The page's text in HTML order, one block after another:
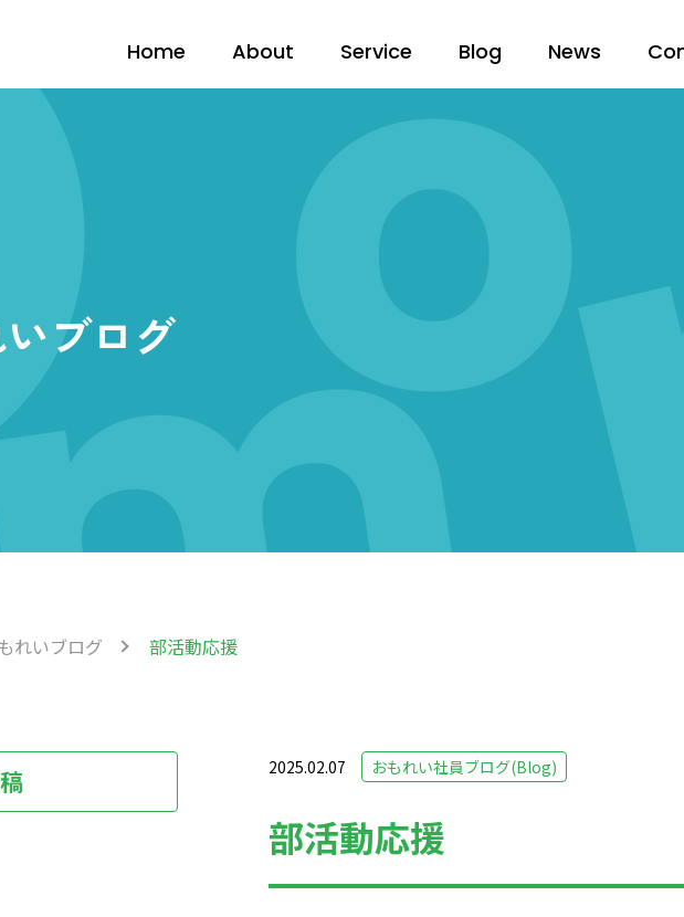
Home About Service Blog News
ブログ
れいブログ 部活動応援
2025.02.07 おもれい社員ブログ(Blog)
部活動応援